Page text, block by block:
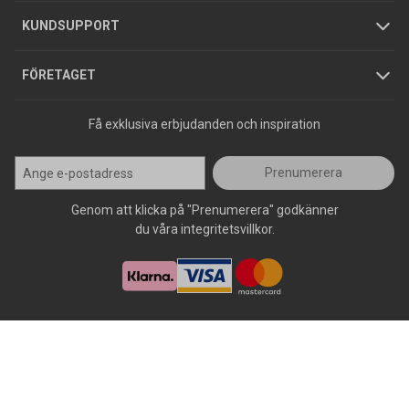
KUNDSUPPORT
Varumärken
FÖRETAGET
Jobba hos oss
Press
Få exklusiva erbjudanden och inspiration
Prenumerera
Genom att klicka på "Prenumerera" godkänner
du våra integritetsvillkor.